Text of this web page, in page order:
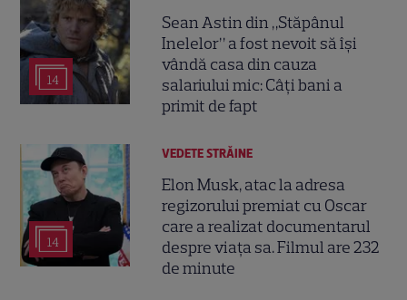
14
Sean Astin din „Stăpânul
Inelelor” a fost nevoit să își
vândă casa din cauza
salariului mic: Câți bani a
primit de fapt
14
VEDETE STRĂINE
Elon Musk, atac la adresa
regizorului premiat cu Oscar
care a realizat documentarul
despre viața sa. Filmul are 232
de minute